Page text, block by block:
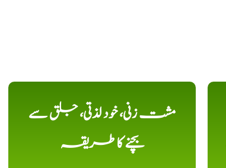
مشت زنی، خود لذتی، جلق سے
بچنے کا طریقہ